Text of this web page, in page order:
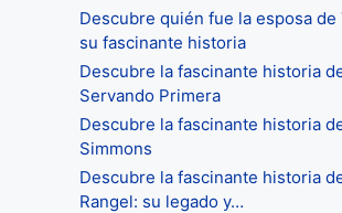
Descubre quién fue la esposa de
su fascinante historia
Descubre la fascinante historia
Servando Primera
Descubre la fascinante historia
Simmons
Descubre la fascinante historia
Rangel: su legado y…